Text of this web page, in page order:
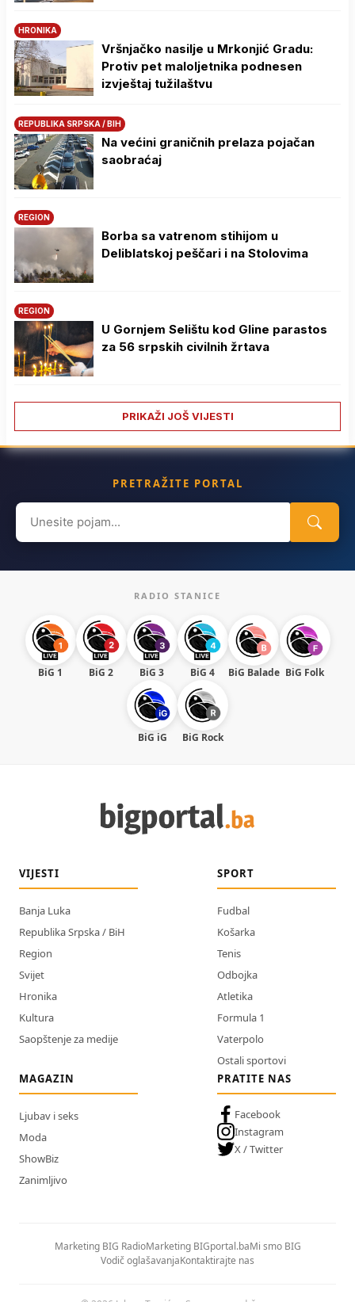
HRONIKA
Vršnjačko nasilje u Mrkonjić Gradu:
Protiv pet maloljetnika podnesen
izvještaj tužilaštvu
REPUBLIKA SRPSKA / BIH
Na većini graničnih prelaza pojačan
saobraćaj
REGION
Borba sa vatrenom stihijom u
Deliblatskoj peščari i na Stolovima
REGION
U Gornjem Selištu kod Gline parastos
za 56 srpskih civilnih žrtava
PRIKAŽI JOŠ VIJESTI
PRETRAŽITE PORTAL
Search
for:
RADIO STANICE
BiG 1 BiG 2 BiG 3 BiG 4 BiG Balade BiG Folk
BiG iG BiG Rock
VIJESTI
Banja Luka
Republika Srpska / BiH
Region
Svijet
Hronika
Kultura
Saopštenje za medije
SPORT
Fudbal
Košarka
Tenis
Odbojka
Atletika
Formula 1
Vaterpolo
Ostali sportovi
MAGAZIN
Ljubav i seks
Moda
ShowBiz
Zanimljivo
PRATITE NAS
Facebook
Instagram
X / Twitter
Marketing BIG RadioMarketing BIGportal.baMi smo BIG
Vodič oglašavanjaKontaktirajte nas